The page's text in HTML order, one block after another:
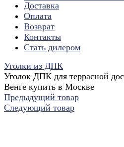
Доставка
Оплата
Возврат
Контакты
Стать дилером
Уголки из ДПК
Уголок ДПК для террасной
Венге купить в Москве
Предыдущий товар
Следующий товар